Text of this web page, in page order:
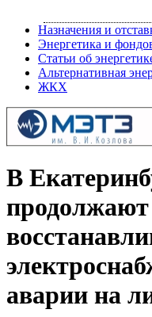
Назначения и
Энергетика и
Статьи об
Альтернативная
ЖКХ
В
продолжают
аварии на